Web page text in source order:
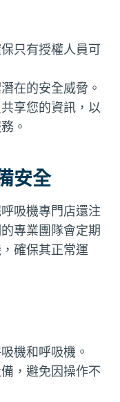
只有授權人員可
在的安全威脅。
享您的資訊，以
。
安全
吸機專門店還注
專業團隊會定期
確保其正常運
機和呼吸機。
，避免因操作不